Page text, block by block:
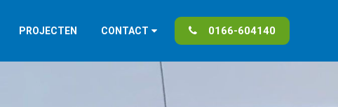
PROJECTEN CONTACT 0166-604140